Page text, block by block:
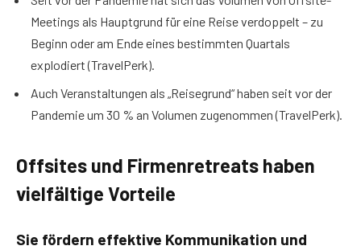
Meetings als Hauptgrund für eine Reise verdoppelt – zu
Beginn oder am Ende eines bestimmten Quartals
explodiert (TravelPerk).
Auch Veranstaltungen als „Reisegrund“ haben seit vor der
Pandemie um 30 % an Volumen zugenommen (TravelPerk).
Offsites und Firmenretreats haben
vielfältige Vorteile
Sie fördern effektive Kommunikation und